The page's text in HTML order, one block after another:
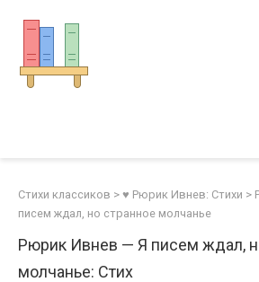
контенту
Стихи классиков > ♥ Рюрик Ивнев: Стихи >
писем ждал, но странное молчанье
Рюрик Ивнев — Я писем ждал,
молчанье: Стих